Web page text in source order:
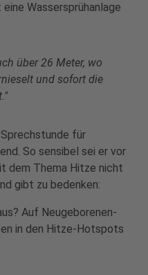
Wassersprühanlage
über 26 Meter, wo
und sofort die
für
So sensibel sei er vor
dem Thema Hitze nicht
gibt zu bedenken:
Auf Neugeborenen-
in den Hitze-Hotspots